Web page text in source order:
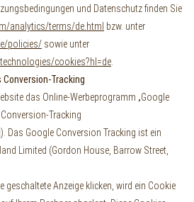
und Datenschutz finden Sie
analytics/terms/de.html bzw. unter
policies/ sowie unter
cookies?hl=de
Conversion-Tracking
das Online-Werbeprogramm „Google
Tracking
Das Google Conversion Tracking ist ein
Limited (Gordon House, Barrow Street,
geschaltete Anzeige klicken, wird ein Cookie